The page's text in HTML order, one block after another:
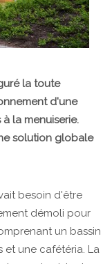
la toute
d'une
la menuiserie.
solution globale
besoin d'être
démoli pour
un bassin
et une cafétéria. La